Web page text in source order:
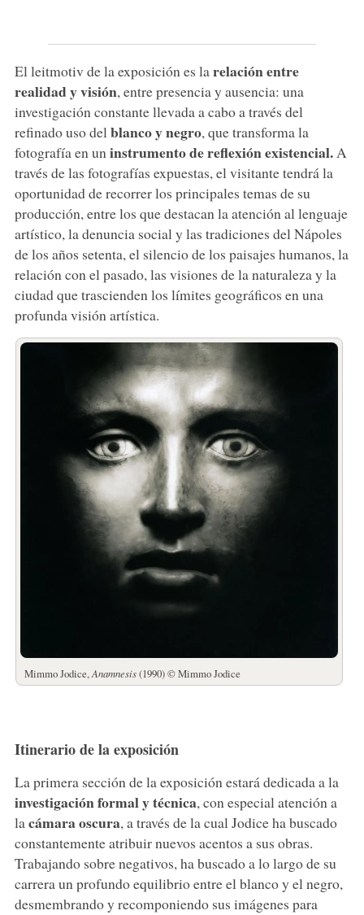
El leitmotiv de la exposición es la relación entre
realidad y visión, entre presencia y ausencia: una
investigación constante llevada a cabo a través del
refinado uso del blanco y negro, que transforma la
fotografía en uninstrumento de reflexión existencial.A
través de las fotografías expuestas, el visitante tendrá la
oportunidad de recorrer los principales temas de su
producción, entre los que destacan la atención al lenguaje
artístico, la denuncia social y las tradiciones del Nápoles
de los años setenta, el silencio de los paisajes humanos, la
relación con el pasado, las visiones de la naturaleza y la
ciudad que trascienden los límites geográficos en una
profunda visión artística.
Mimmo Jodice,Anamnesis(1990) © Mimmo Jodice
Itinerario de la exposición
La primera sección de la exposición estará dedicada a la
investigación formal y técnica, con especial atención a
lacámara oscura, a través de la cual Jodice ha buscado
constantemente atribuir nuevos acentos a sus obras.
Trabajando sobre negativos, ha buscado a lo largo de su
carrera un profundo equilibrio entre el blanco y el negro,
desmembrando y recomponiendo sus imágenes para